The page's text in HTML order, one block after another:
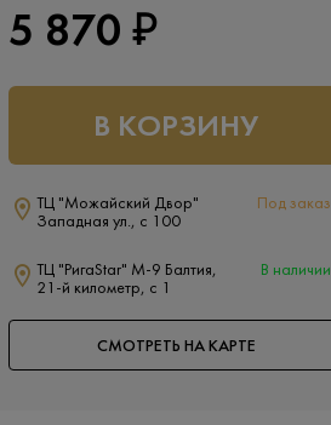
5 870 ₽
В КОРЗИНУ
ТЦ "Можайский Двор"
Западная ул., с 100
Под заказ
ТЦ "РигаStar" М-9 Балтия,
21-й километр, с 1
В наличии
СМОТРЕТЬ НА КАРТЕ